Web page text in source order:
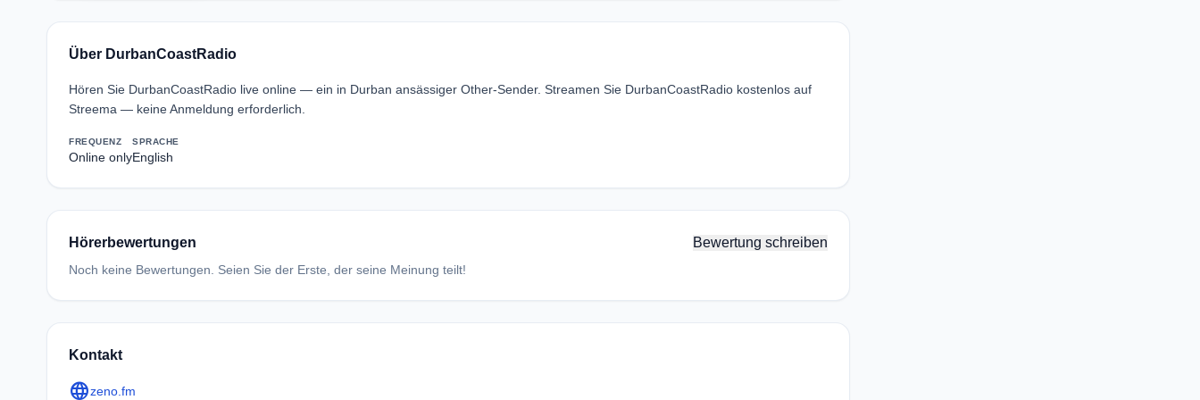
Über DurbanCoastRadio
Hören Sie DurbanCoastRadio live online — ein in Durban ansässiger Other-Sender. Streamen Sie DurbanCoastRadio kostenlos auf
Streema — keine Anmeldung erforderlich.
FREQUENZ
Online only
SPRACHE
English
Hörerbewertungen Bewertung schreiben
Noch keine Bewertungen. Seien Sie der Erste, der seine Meinung teilt!
Kontakt
languagezeno.fm